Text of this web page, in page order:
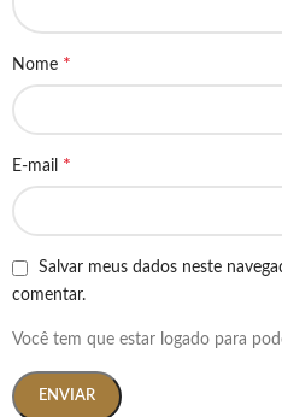
Nome *
E-mail *
Salvar meus dados neste
comentar.
Você tem que estar logado para